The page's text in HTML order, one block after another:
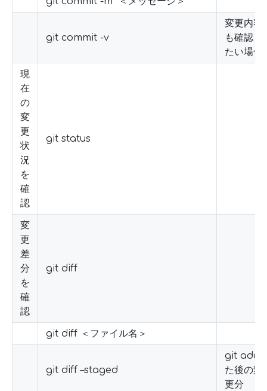
git commit -v
変更内容
も確認し
たい場合
現
在
の
変
更
状
況
を
確
認
git status
変
更
差
分
を
確
認
git diff
git diff ＜ファイル名＞
git diff –staged
git add
た後の変
更分